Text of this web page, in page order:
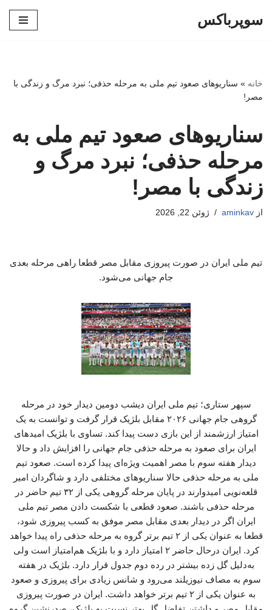
سوپرباکس
خانه » سناریوهای صعود تیم ملی به مرحله حذفی؛ نبرد مرگ و زندگی با
مصر!
سناریوهای صعود تیم ملی به
مرحله حذفی؛ نبرد مرگ و
زندگی با مصر!
از aminkav ژوئن 22, 2026
تیم ملی ایران در صورت پیروزی مقابل مصر قطعا راهی مرحله بعدی
جام جهانی می‌شود.
سپهر ستاری؛ تیم ملی ایران دیشب دومین دیدار خود در مرحله
گروهی جام جهانی ۲۰۲۶ مقابل بلژیک قرار گرفت و توانست به یک
امتیاز ارزشمند از این بازی دست پیدا کند. تساوی با بلژیک امیدهای
ایران برای صعود به مرحله حذفی جام جهانی را افزایش داد و حالا
دیدار هفته سوم با مصر اهمیت ویژه‌ای پیدا کرده است. صعود تیم
ملی به مرحله حذفی حالا سناریوهای مختلفی دارد و شاگردان امیر
قلعه‌نویی امیدوارند در پایان مرحله گروهی یکی از ۳۲ تیم حاضر در
مرحله حذفی باشند. صعود قطعی با شکست دادن مصر تیم ملی
ایران اگر در دیدار بعدی مقابل مصر موفق به کسب پیروزی شود،
قطعا به عنوان یکی از ۲ تیم برتر گروه به مرحله حذفی راه پیدا خواهد
کرد. ایران درحال حاضر ۲ امتیاز دارد و با بلژیک هم‌امتیاز است ولی
به‌دلیل گل زده بیشتر در رده دوم جدول قرار دارد. بلژیک در هفته
سوم به مصاف نیوزیلند می‌رود و شانس زیادی برای پیروزی و صعود
به عنوان یکی از ۲ تیم برتر خواهد داشت. ایران در صورت پیروزی